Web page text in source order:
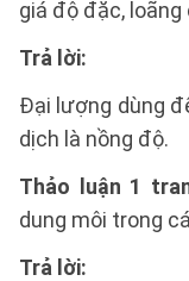
giá độ đặc, loãng
Trả lời:
Đại lượng dùng
dịch là nồng độ.
Thảo luận 1
dung môi trong
Trả lời: